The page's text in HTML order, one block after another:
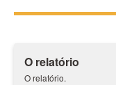
O relatório
O relatório.